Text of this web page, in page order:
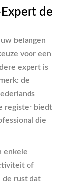
de
belangen
voor een
expert is
de
register biedt
die
enkele
of
de rust dat